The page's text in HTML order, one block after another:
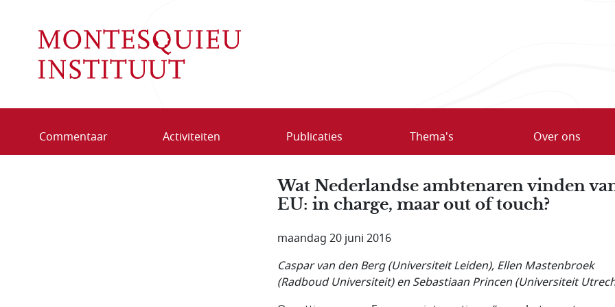
Commentaar Activiteiten Publicaties Thema's Over ons
Wat Nederlandse ambtenaren vinden
EU: in charge, maar out of touch?
maandag 20 juni 2016
Caspar van den Berg (Universiteit Leiden), Ellen Mastenbroek
(Radboud Universiteit) en Sebastiaan Princen (Universiteit